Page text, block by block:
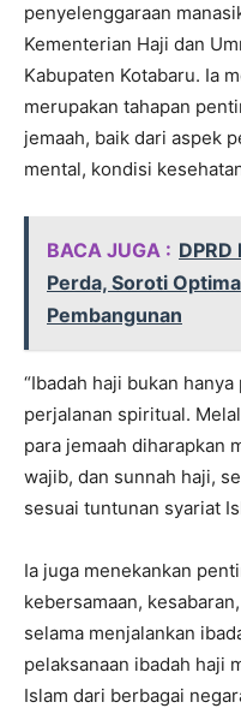
penyelenggaraan
Kementerian Haji dan
Kabupaten Kotabaru. Ia
merupakan tahapan
jemaah, baik dari aspek
mental, kondisi
BACA JUGA :
Perda, Soroti
Pembangunan
“Ibadah haji bukan
perjalanan spiritual.
para jemaah diharapkan
wajib, dan sunnah haji,
sesuai tuntunan syariat
Ia juga menekankan
kebersamaan,
selama menjalankan
pelaksanaan ibadah haji
Islam dari berbagai